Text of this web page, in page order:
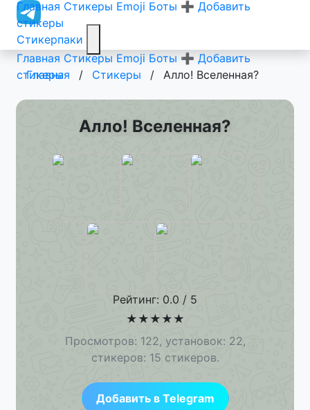
Стикерпаки
Главная Стикеры Emoji Боты ➕ Добавить
стикеры
Главная Стикеры Emoji Боты ➕ Добавить
стикеры
Главная / Стикеры / Алло! Вселенная?
Алло! Вселенная?
Рейтинг: 0.0 / 5
★ ★ ★ ★ ★
Просмотров: 122, установок: 22,
стикеров: 15 стикеров.
Добавить в Telegram